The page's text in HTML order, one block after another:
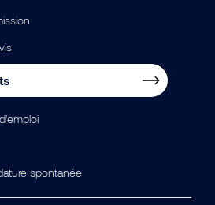
spontanée